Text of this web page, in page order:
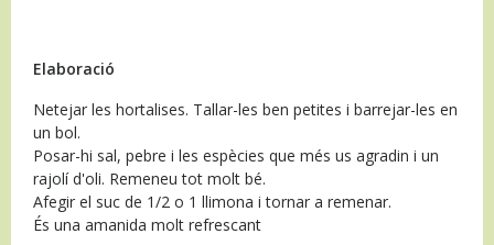
Elaboració
Netejar les hortalises. Tallar-les ben petites i barrejar-les en
un bol.
Posar-hi sal, pebre i les espècies que més us agradin i un
rajolí d'oli. Remeneu tot molt bé.
Afegir el suc de 1/2 o 1 llimona i tornar a remenar.
És una amanida molt refrescant